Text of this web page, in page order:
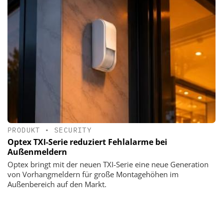
PRODUKT • SECURITY
Optex TXI-Serie reduziert Fehlalarme bei
Außenmeldern
Optex bringt mit der neuen TXI-Serie eine neue Generation
von Vorhangmeldern für große Montagehöhen im
Außenbereich auf den Markt.